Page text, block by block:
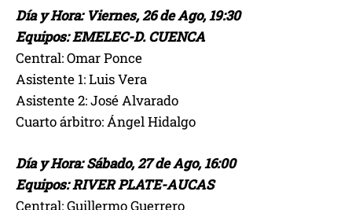
Día y Hora: Viernes, 26 de Ago, 19:30
Equipos: EMELEC-D. CUENCA
Central: Omar Ponce
Asistente 1: Luis Vera
Asistente 2: José Alvarado
Cuarto árbitro: Ángel Hidalgo
Día y Hora: Sábado, 27 de Ago, 16:00
Equipos: RIVER PLATE-AUCAS
Central: Guillermo Guerrero